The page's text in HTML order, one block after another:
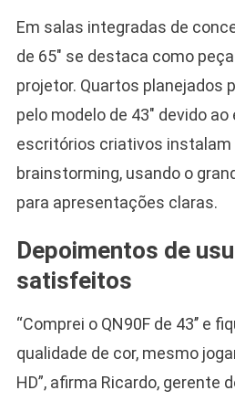
Em salas integradas de
de 65″ se destaca como
projetor. Quartos planejados
pelo modelo de 43″ devido
escritórios criativos instalam
brainstorming, usando o
para apresentações claras.
Depoimentos de
satisfeitos
“Comprei o QN90F de 43’’ e
qualidade de cor, mesmo
HD”, afirma Ricardo, gerente